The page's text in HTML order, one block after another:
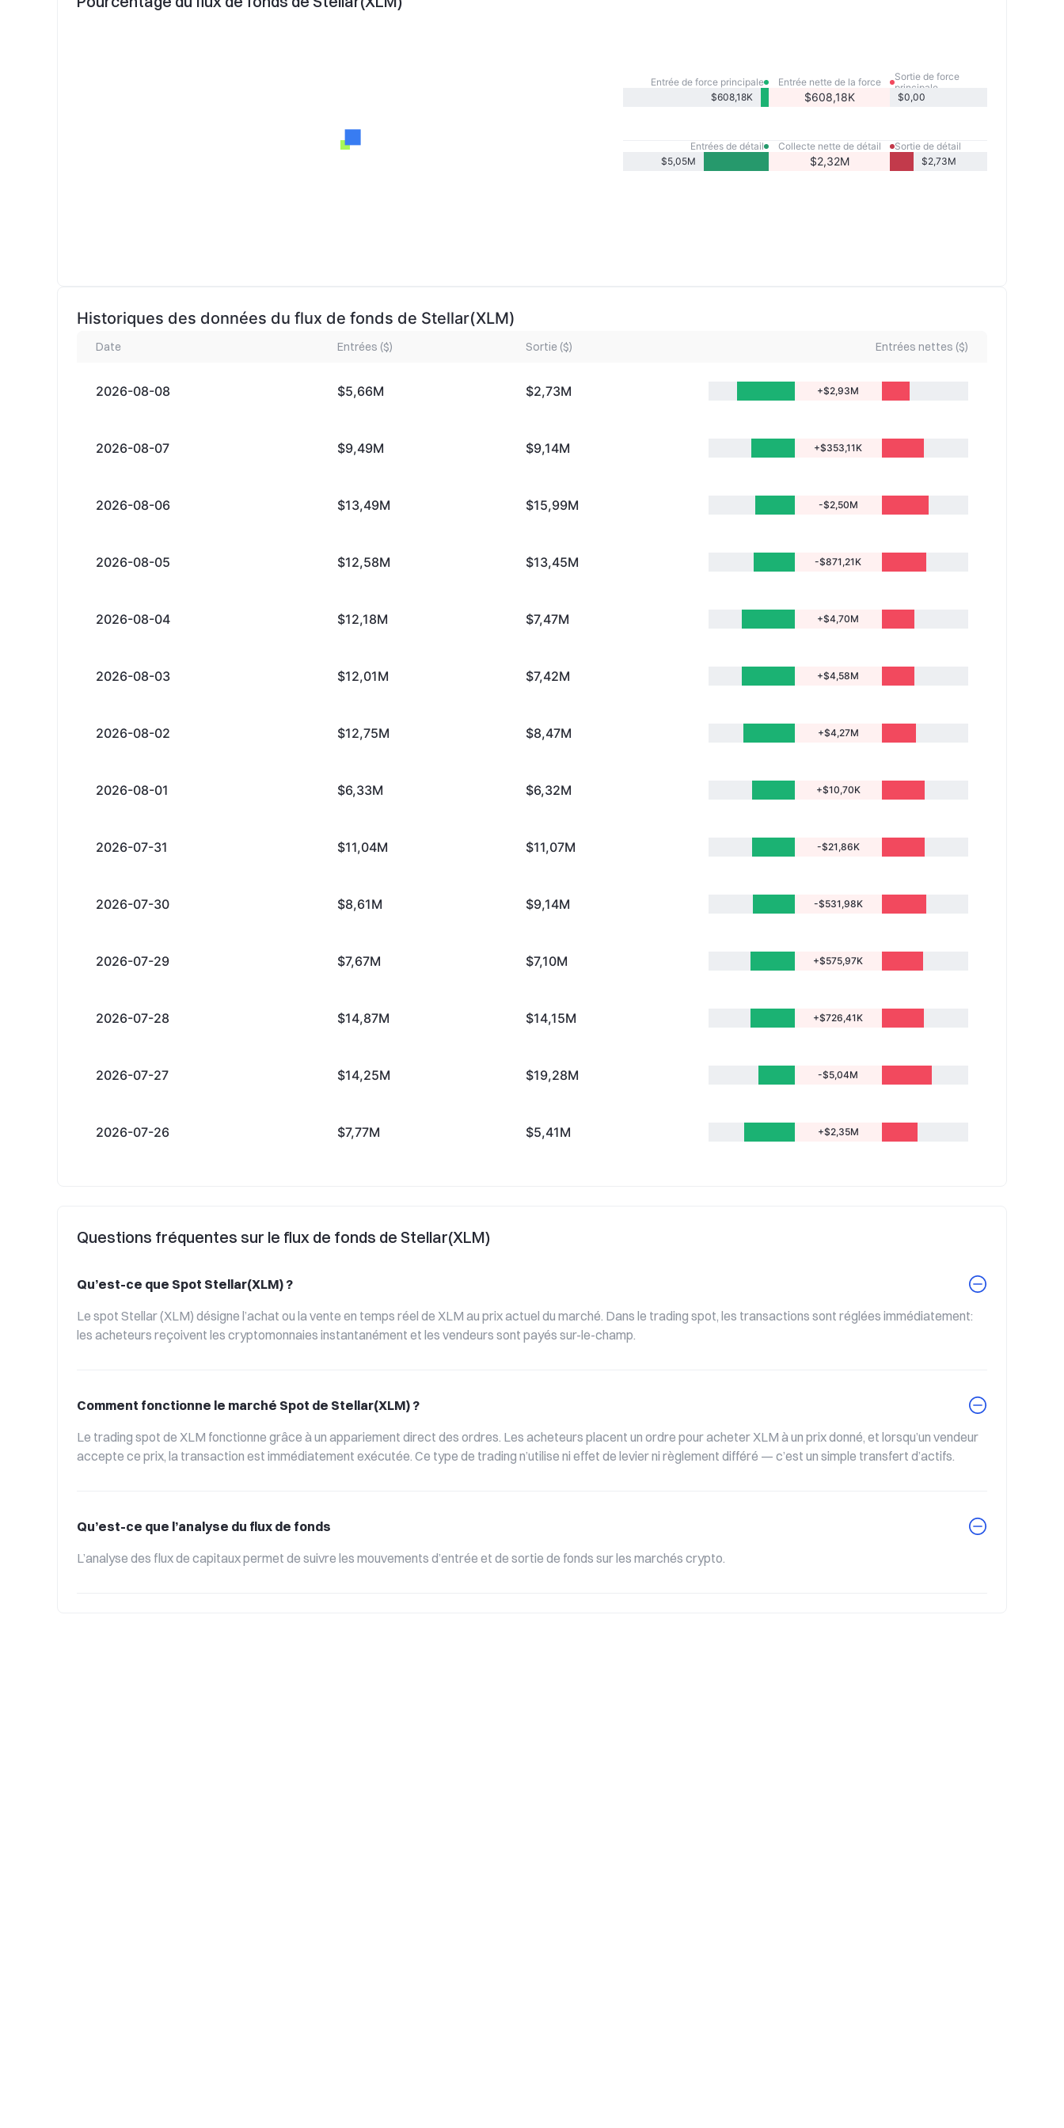
Entrée de force principale
$608,18K
Entrée nette de la force
principale
$608,18K
Sortie de force
principale
$0,00
Entrées de détail
$5,05M
Collecte nette de détail
$2,32M
Sortie de détail
$2,73M
Historiques des données du flux de fonds de Stellar(XLM)
Date Entrées ($) Sortie ($) Entrées nettes ($)
2026-08-08 $5,66M $2,73M +$2,93M
2026-08-07 $9,49M $9,14M +$353,11K
2026-08-06 $13,49M $15,99M -$2,50M
2026-08-05 $12,58M $13,45M -$871,21K
2026-08-04 $12,18M $7,47M +$4,70M
2026-08-03 $12,01M $7,42M +$4,58M
2026-08-02 $12,75M $8,47M +$4,27M
2026-08-01 $6,33M $6,32M +$10,70K
2026-07-31 $11,04M $11,07M -$21,86K
2026-07-30 $8,61M $9,14M -$531,98K
2026-07-29 $7,67M $7,10M +$575,97K
2026-07-28 $14,87M $14,15M +$726,41K
2026-07-27 $14,25M $19,28M -$5,04M
2026-07-26 $7,77M $5,41M +$2,35M
Questions fréquentes sur le flux de fonds de Stellar(XLM)
Qu’est-ce que Spot Stellar(XLM) ?
Le spot Stellar (XLM) désigne l’achat ou la vente en temps réel de XLM au prix actuel du marché. Dans le trading spot, les transactions sont réglées immédiatement:
les acheteurs reçoivent les cryptomonnaies instantanément et les vendeurs sont payés sur-le-champ.
Comment fonctionne le marché Spot de Stellar(XLM) ?
Le trading spot de XLM fonctionne grâce à un appariement direct des ordres. Les acheteurs placent un ordre pour acheter XLM à un prix donné, et lorsqu’un vendeur
accepte ce prix, la transaction est immédiatement exécutée. Ce type de trading n’utilise ni effet de levier ni règlement différé — c’est un simple transfert d’actifs.
Qu’est-ce que l’analyse du flux de fonds
L’analyse des flux de capitaux permet de suivre les mouvements d’entrée et de sortie de fonds sur les marchés crypto.